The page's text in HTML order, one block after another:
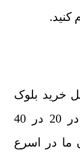
کنید.
خرید بلوک
سبک سیمانی 10 در 20 در 40
ما در اسرع